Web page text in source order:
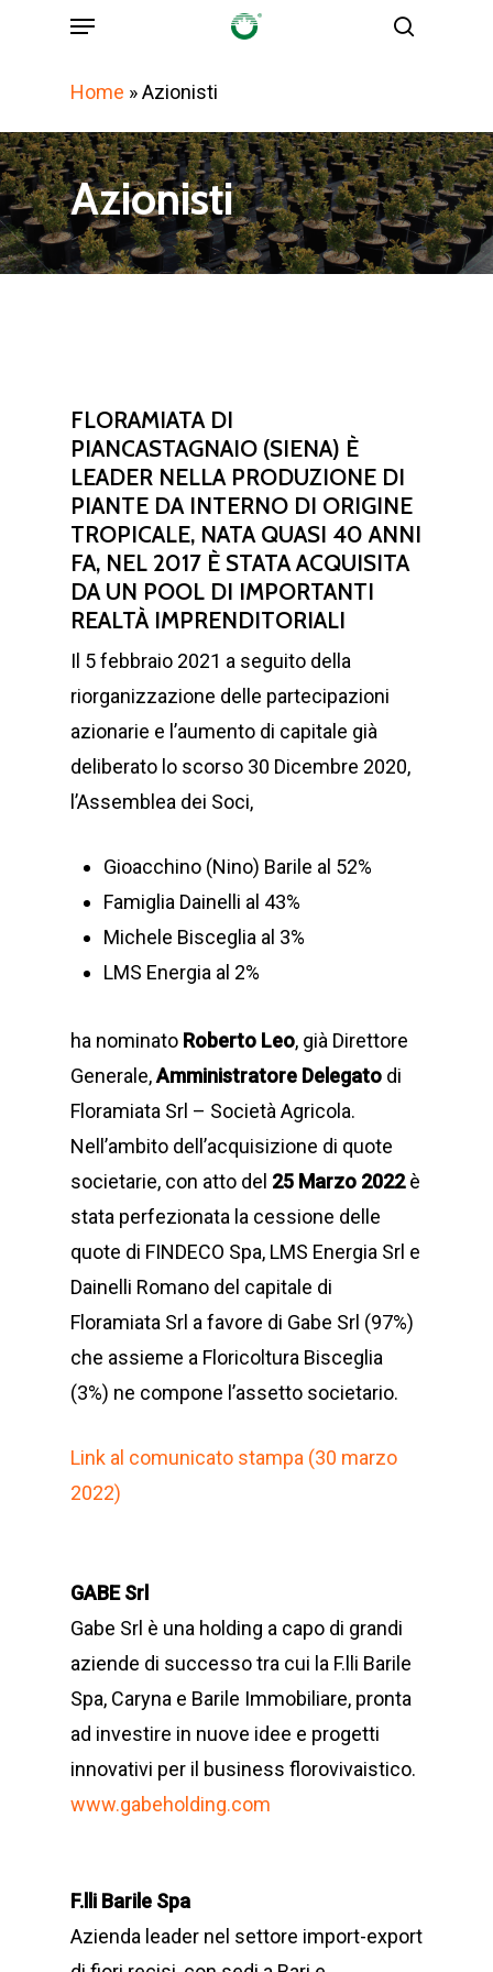
Menu
Home »Azionisti
Azionisti
FLORAMIATA DI
PIANCASTAGNAIO (SIENA) È
LEADER NELLA PRODUZIONE DI
PIANTE DA INTERNO DI ORIGINE
TROPICALE, NATA QUASI 40 ANNI
FA, NEL 2017 È STATA ACQUISITA
DA UN POOL DI IMPORTANTI
REALTÀ IMPRENDITORIALI
Il 5 febbraio 2021 a seguito della
riorganizzazione delle partecipazioni
azionarie e l’aumento di capitale già
deliberato lo scorso 30 Dicembre 2020,
l’Assemblea dei Soci,
Gioacchino (Nino) Barile al 52%
Famiglia Dainelli al 43%
Michele Bisceglia al 3%
LMS Energia al 2%
ha nominato Roberto Leo, già Direttore
Generale,Amministratore Delegato di
Floramiata Srl – Società Agricola.
Nell’ambito dell’acquisizione di quote
societarie, con atto del 25 Marzo 2022è
stata perfezionata la cessione delle
quote di FINDECO Spa, LMS Energia Srl e
Dainelli Romano del capitale di
Floramiata Srl a favore di Gabe Srl (97%)
che assieme a Floricoltura Bisceglia
(3%) ne compone l’assetto societario.
Link al comunicato stampa (30 marzo
2022)
GABE Srl
Gabe Srl è una holding a capo di grandi
aziende di successo tra cui la F.lli Barile
Spa, Caryna e Barile Immobiliare, pronta
ad investire in nuove idee e progetti
innovativi per il business florovivaistico.
www.gabeholding.com
F.lli Barile Spa
Azienda leader nel settore import-export